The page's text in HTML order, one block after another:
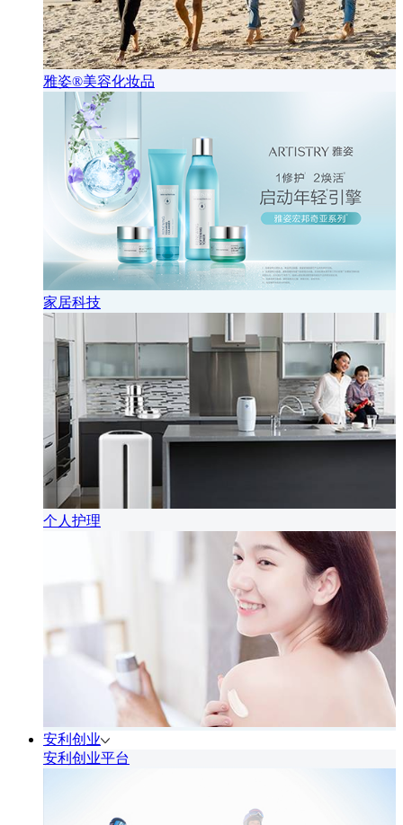
雅姿®美容化妆品
家居科技
个人护理
安利创业
安利创业平台